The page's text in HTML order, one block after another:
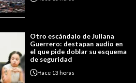
Otro escándalo de Juliana
Guerrero: destapan audio en
el que pide doblar su esquema
de seguridad
Hace 13 horas